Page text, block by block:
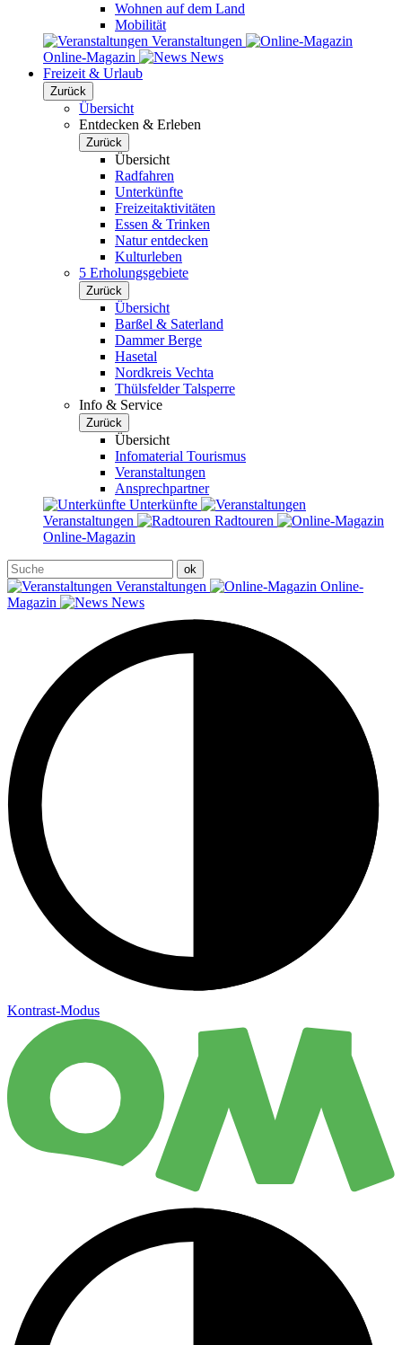
Wohnen auf dem Land
Mobilität
Veranstaltungen
Online-Magazin
News
Freizeit & Urlaub
Zurück
Übersicht
Entdecken & Erleben
Zurück
Übersicht
Radfahren
Unterkünfte
Freizeitaktivitäten
Essen & Trinken
Natur entdecken
Kulturleben
5 Erholungsgebiete
Zurück
Übersicht
Barßel & Saterland
Dammer Berge
Hasetal
Nordkreis Vechta
Thülsfelder Talsperre
Info & Service
Zurück
Übersicht
Infomaterial Tourismus
Veranstaltungen
Ansprechpartner
Unterkünfte
Veranstaltungen
Radtouren
Online-Magazin
Veranstaltungen
Online-
Magazin
News
Kontrast-Modus